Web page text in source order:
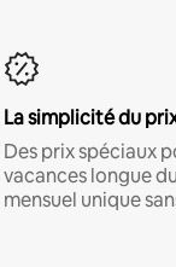
La simplicité du
Des prix spéciaux
vacances longue
mensuel unique